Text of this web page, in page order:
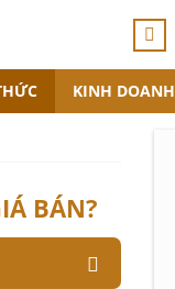
KINH DOANH
BÁN?